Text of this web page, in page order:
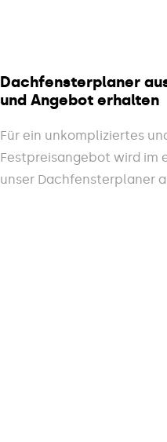
Dachfensterplaner
und Angebot erhalten
Für ein unkompliziertes
Festpreisangebot wird im
unser Dachfensterplaner